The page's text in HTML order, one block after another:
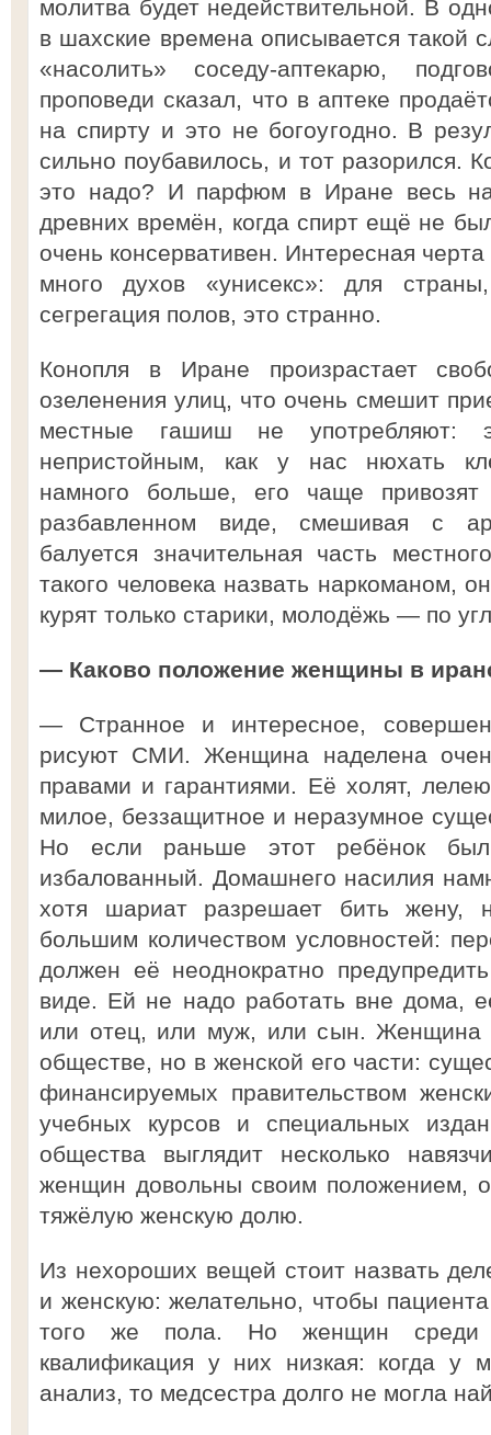
молитва будет недействительной. В
в шахские времена описывается такой
«насолить» соседу-аптекарю,
проповеди сказал, что в аптеке
на спирту и это не богоугодно. В
сильно поубавилось, и тот разорился.
это надо? И парфюм в Иране весь
древних времён, когда спирт ещё не
очень консервативен. Интересная
много духов «унисекс»: для
сегрегация полов, это странно.
Конопля в Иране произрастает
озеленения улиц, что очень смешит
местные гашиш не употребляют:
непристойным, как у нас нюхать
намного больше, его чаще
разбавленном виде, смешивая с
балуется значительная часть
такого человека назвать наркоманом,
курят только старики, молодёжь — по
— Каково положение женщины в
— Странное и интересное,
рисуют СМИ. Женщина наделена
правами и гарантиями. Её холят,
милое, беззащитное и неразумное
Но если раньше этот ребёнок
избалованный. Домашнего насилия
хотя шариат разрешает бить жену,
большим количеством условностей:
должен её неоднократно
виде. Ей не надо работать вне дома,
или отец, или муж, или сын. Женщина
обществе, но в женской его части:
финансируемых правительством
учебных курсов и специальных
общества выглядит несколько
женщин довольны своим положением,
тяжёлую женскую долю.
Из нехороших вещей стоит назвать
и женскую: желательно, чтобы
того же пола. Но женщин среди
квалификация у них низкая: когда у
анализ, то медсестра долго не могла